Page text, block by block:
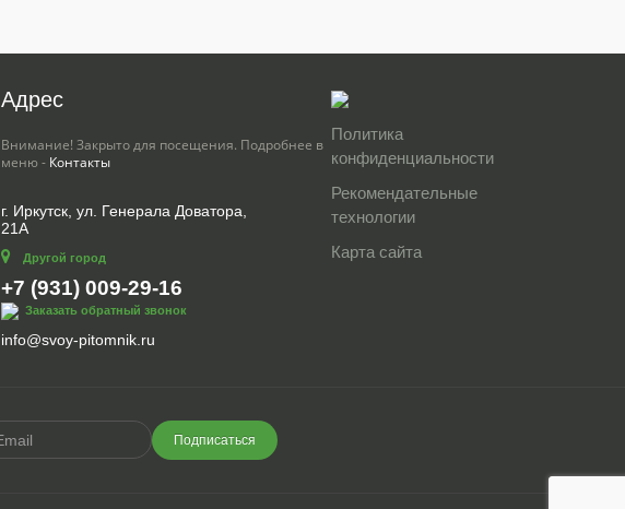
Адрес
Внимание! Закрыто для посещения. Подробнее в
меню - Контакты
г. Иркутск, ул. Генерала Доватора,
21А
Другой город
+7 (931) 009-29-16
Заказать обратный звонок
info@svoy-pitomnik.ru
Политика
конфиденциальности
Рекомендательные
технологии
Карта сайта
Подписаться